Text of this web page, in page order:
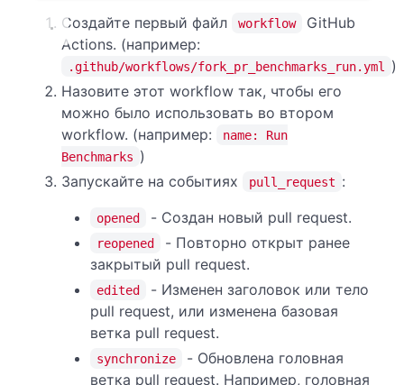
Создайте первый файл workflow
GitHub
Actions. (например:
.github/workflows/fork_pr_benchmarks_run.yml
)
Назовите этот workflow так, чтобы его
можно было использовать во втором
workflow. (например:
name: Run
Benchmarks )
Запускайте на событиях
pull_request :
opened - Создан новый pull request.
reopened
- Повторно открыт ранее
закрытый pull request.
edited
- Изменен заголовок или тело
pull request, или изменена базовая
ветка pull request.
synchronize
- Обновлена головная
ветка pull request. Например, головная